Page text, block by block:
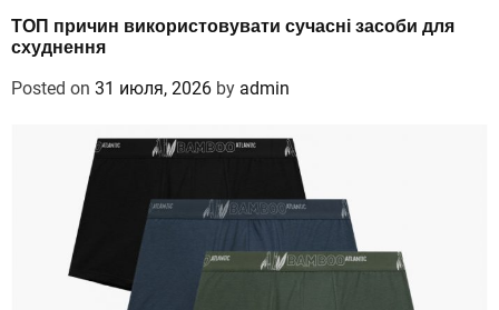
ТОП причин використовувати сучасні засоби для
схуднення
Posted on 31 июля, 2026 by admin